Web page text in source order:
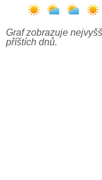
Graf zobrazuje
příštích dnů.